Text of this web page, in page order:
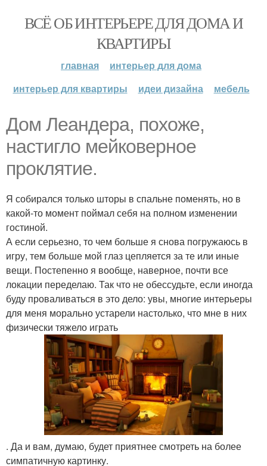
ВСЁ ОБ ИНТЕРЬЕРЕ ДЛЯ ДОМА И
КВАРТИРЫ
главная
интерьер для дома
интерьер для квартиры
идеи дизайна мебель
Дом Леандера, похоже,
настигло мейковерное
проклятие.
Я собирался только шторы в спальне поменять, но в
какой-то момент поймал себя на полном изменении
гостиной.
А если серьезно, то чем больше я снова погружаюсь в
игру, тем больше мой глаз цепляется за те или иные
вещи. Постепенно я вообще, наверное, почти все
локации переделаю. Так что не обессудьте, если иногда
буду проваливаться в это дело: увы, многие интерьеры
для меня морально устарели настолько, что мне в них
физически тяжело играть
. Да и вам, думаю, будет приятнее смотреть на более
симпатичную картинку.